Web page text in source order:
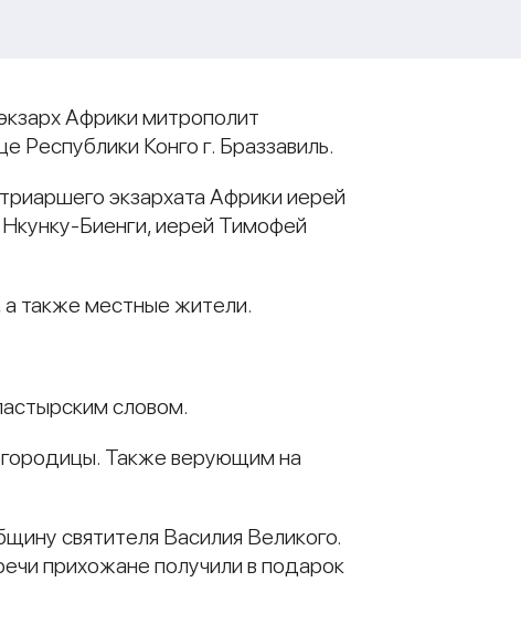
Африки митрополит
Конго г. Браззавиль.
экзархата Африки иерей
Биенги, иерей Тимофей
а также местные жители.
словом.
Также верующим на
святителя Василия Великого.
прихожане получили в подарок